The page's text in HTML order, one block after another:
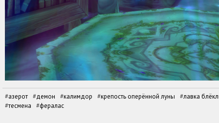
азерот демон калимдор крепость оперённой луны
лавка
тесмена
фералас